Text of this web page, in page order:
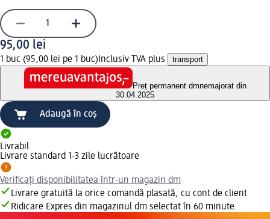
95,00 lei
1 buc (95,00 lei pe 1 buc) Inclusiv TVA plus transport
Preț permanent dmnemajorat din
30.04.2025
Adaugă în coș
Livrabil
Livrare standard 1-3 zile lucrătoare
Verificați disponibilitatea într-un magazin dm
Livrare gratuită la orice comandă plasată, cu cont de client
Ridicare Expres din magazinul dm selectat în 60 minute.